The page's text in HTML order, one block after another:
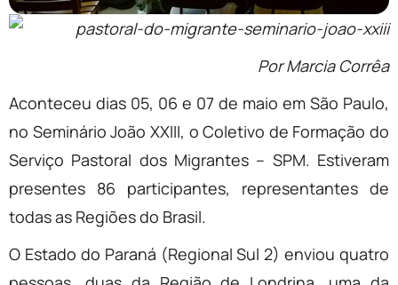
Por Marcia Corrêa
Aconteceu dias 05, 06 e 07 de maio em São Paulo,
no Seminário João XXIII, o Coletivo de Formação do
Serviço Pastoral dos Migrantes – SPM. Estiveram
presentes 86 participantes, representantes de
todas as Regiões do Brasil.
O Estado do Paraná (Regional Sul 2) enviou quatro